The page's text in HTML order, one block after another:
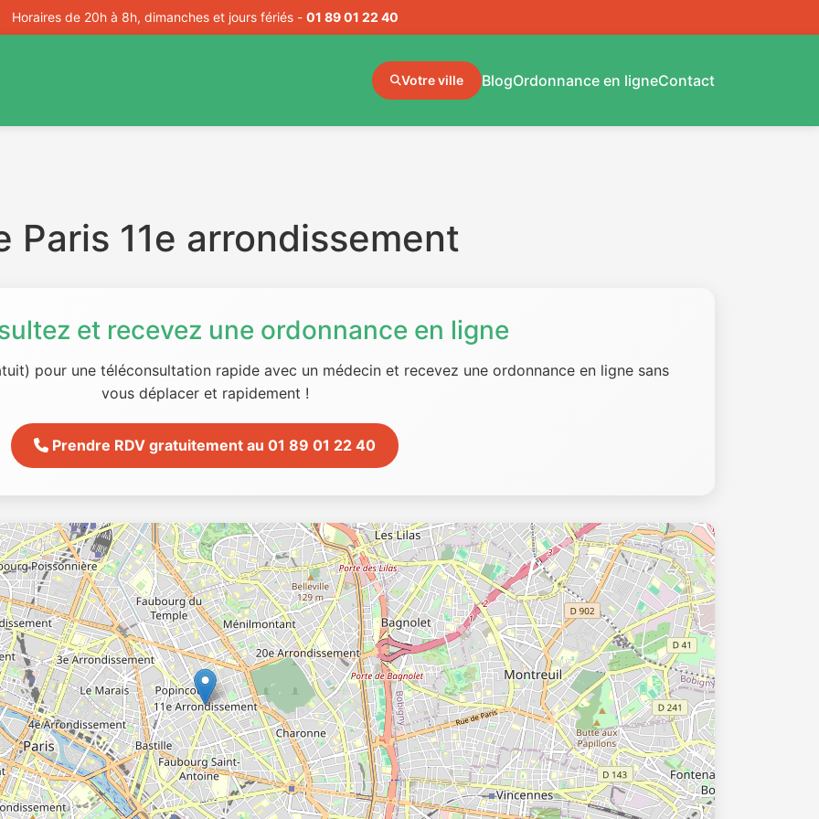
Horaires de 20h à 8h, dimanches et jours fériés - 01 89 01 22 40
Votre ville BlogOrdonnance en ligneContact
Paris 11e arrondissement
et recevez une ordonnance en ligne
pour une téléconsultation rapide avec un médecin et recevez une ordonnance en ligne sans
vous déplacer et rapidement !
Prendre RDV gratuitement au 01 89 01 22 40